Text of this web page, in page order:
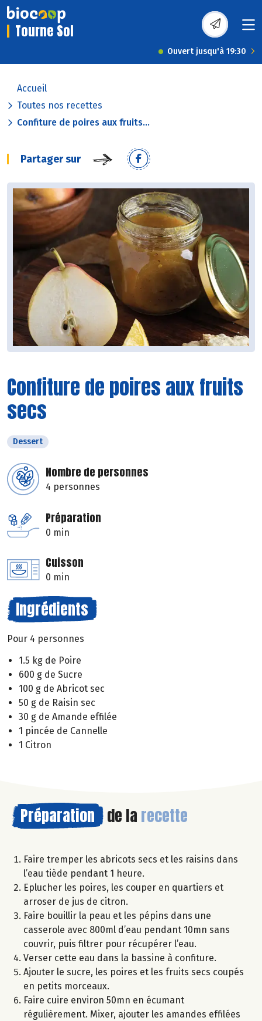
Tourne Sol
Ouvert jusqu'à 19:30
Accueil
Toutes nos recettes
Confiture de poires aux fruits...
Partager sur
Confiture de poires aux fruits
secs
Dessert
Nombre de personnes
4 personnes
Préparation
0 min
Cuisson
0 min
Ingrédients
Pour 4 personnes
1.5 kg de Poire
600 g de Sucre
100 g de Abricot sec
50 g de Raisin sec
30 g de Amande effilée
1 pincée de Cannelle
1 Citron
Préparation de la recette
Faire tremper les abricots secs et les raisins dans
l’eau tiède pendant 1 heure.
Eplucher les poires, les couper en quartiers et
arroser de jus de citron.
Faire bouillir la peau et les pépins dans une
casserole avec 800ml d’eau pendant 10mn sans
couvrir, puis filtrer pour récupérer l’eau.
Verser cette eau dans la bassine à confiture.
Ajouter le sucre, les poires et les fruits secs coupés
en petits morceaux.
Faire cuire environ 50mn en écumant
régulièrement. Mixer, ajouter les amandes effilées